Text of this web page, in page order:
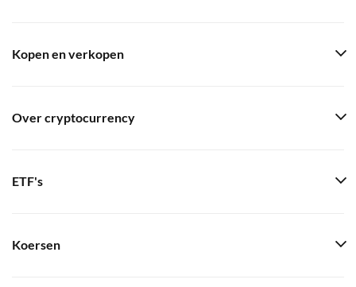
Kopen en verkopen
Over cryptocurrency
ETF's
Koersen